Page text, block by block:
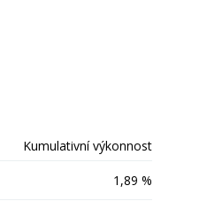
Kumulativní výkonnost
1,89 %